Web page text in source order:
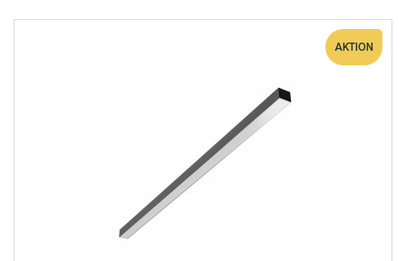
AKTION